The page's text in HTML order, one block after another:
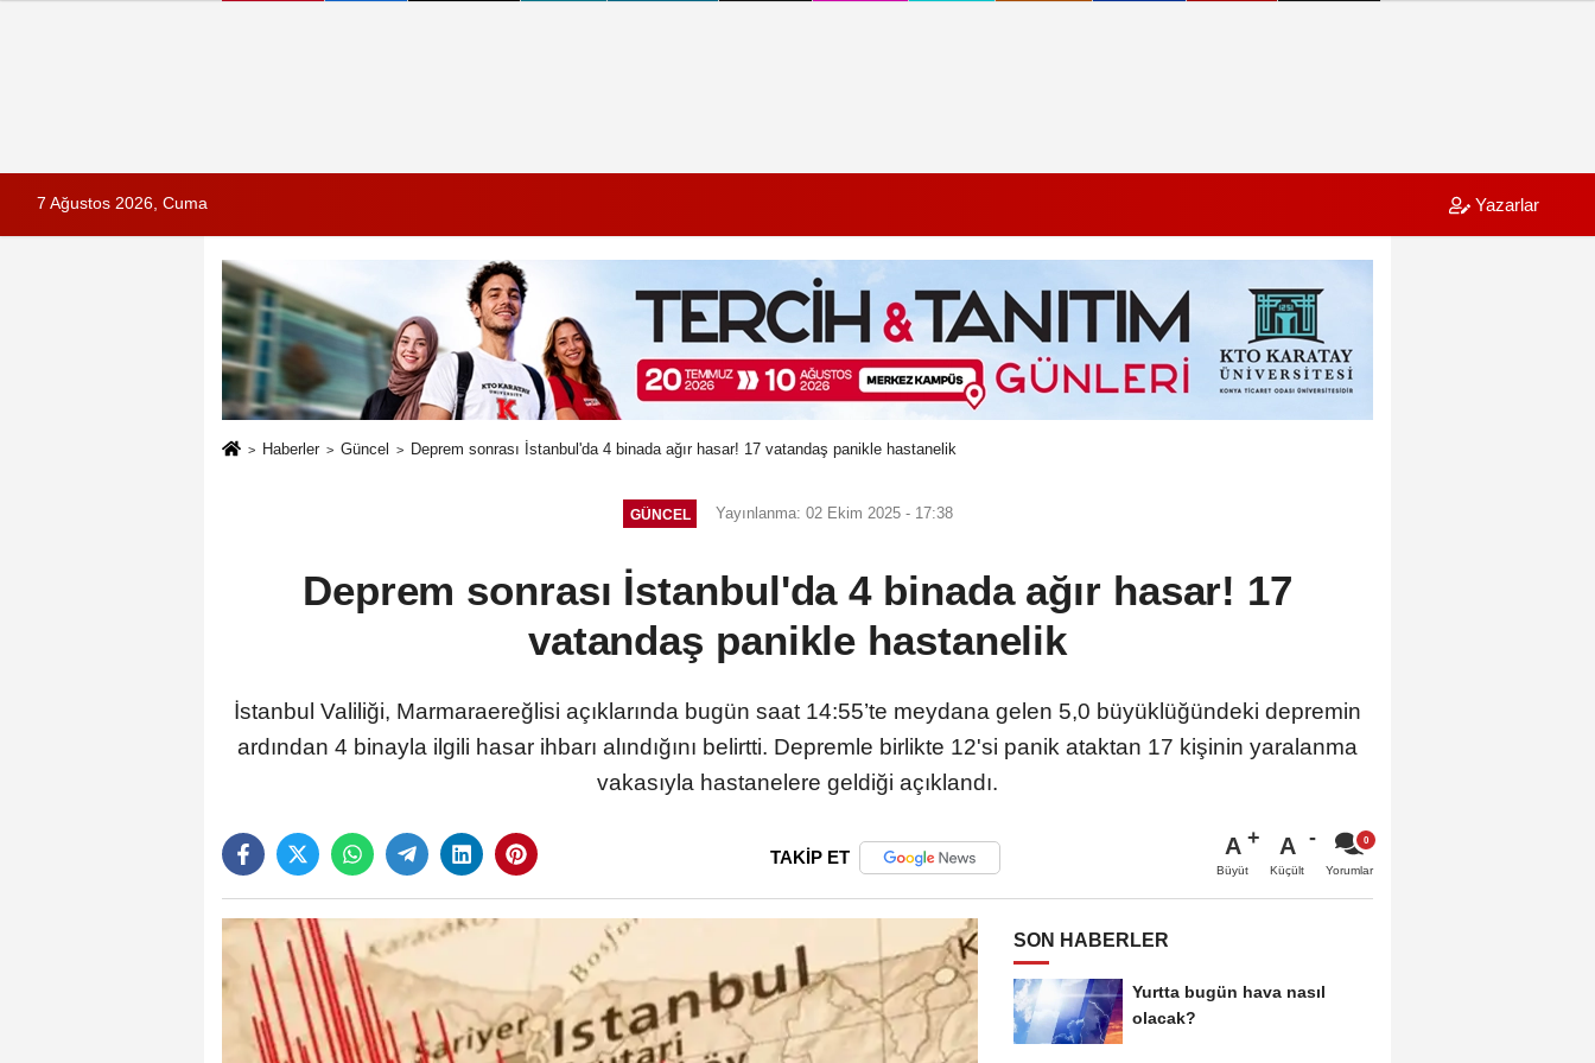
7 Ağustos 2026, Cuma Yazarlar
Haberler Güncel Deprem sonrası İstanbul'da 4 binada ağır hasar! 17 vatandaş panikle hastanelik
GÜNCEL Yayınlanma: 02 Ekim 2025 - 17:38
Deprem sonrası İstanbul'da 4 binada ağır hasar! 17
vatandaş panikle hastanelik
İstanbul Valiliği, Marmaraereğlisi açıklarında bugün saat 14:55’te meydana gelen 5,0 büyüklüğündeki depremin
ardından 4 binayla ilgili hasar ihbarı alındığını belirtti. Depremle birlikte 12'si panik ataktan 17 kişinin yaralanma
vakasıyla hastanelere geldiği açıklandı.
TAKİP ET A
Büyüt
A
Küçült Yorumlar
SON HABERLER
Yurtta bugün hava nasıl
olacak?